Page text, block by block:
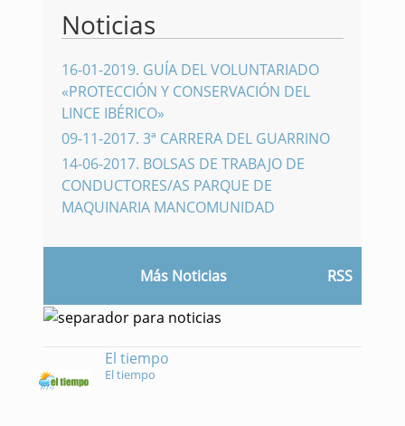
Noticias
16-01-2019. GUÍA DEL VOLUNTARIADO
«PROTECCIÓN Y CONSERVACIÓN DEL
LINCE IBÉRICO»
09-11-2017. 3ª CARRERA DEL GUARRINO
14-06-2017. BOLSAS DE TRABAJO DE
CONDUCTORES/AS PARQUE DE
MAQUINARIA MANCOMUNIDAD
Más Noticias RSS
El tiempo
El tiempo